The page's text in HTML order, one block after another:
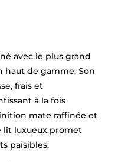
avec le plus grand
haut de gamme. Son
frais et
à la fois
mate raffinée et
lit luxueux promet
paisibles.